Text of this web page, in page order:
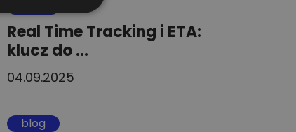
Real Time Tracking i ETA:
klucz do ...
04.09.2025
blog
FRENCH
DUTCH